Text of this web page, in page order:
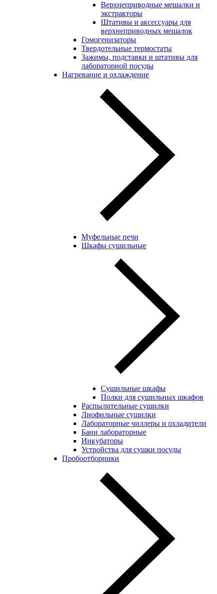
Верхнеприводные мешалки и
экстракторы
Штативы и аксессуары для
верхнеприводных мешалок
Гомогенизаторы
Твердотельные термостаты
Зажимы, подставки и штативы для
лабораторной посуды
Нагревание и охлаждение
Муфельные печи
Шкафы сушильные
Сушильные шкафы
Полки для сушильных шкафов
Распылительные сушилки
Лиофильные сушилки
Лабораторные чиллеры и охладители
Бани лабораторные
Инкубаторы
Устройства для сушки посуды
Пробоотборники